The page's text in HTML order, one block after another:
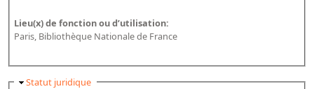
Lieu(x) de fonction ou d’utilisation:
Paris, Bibliothèque Nationale de France
Masquer
Statut juridique